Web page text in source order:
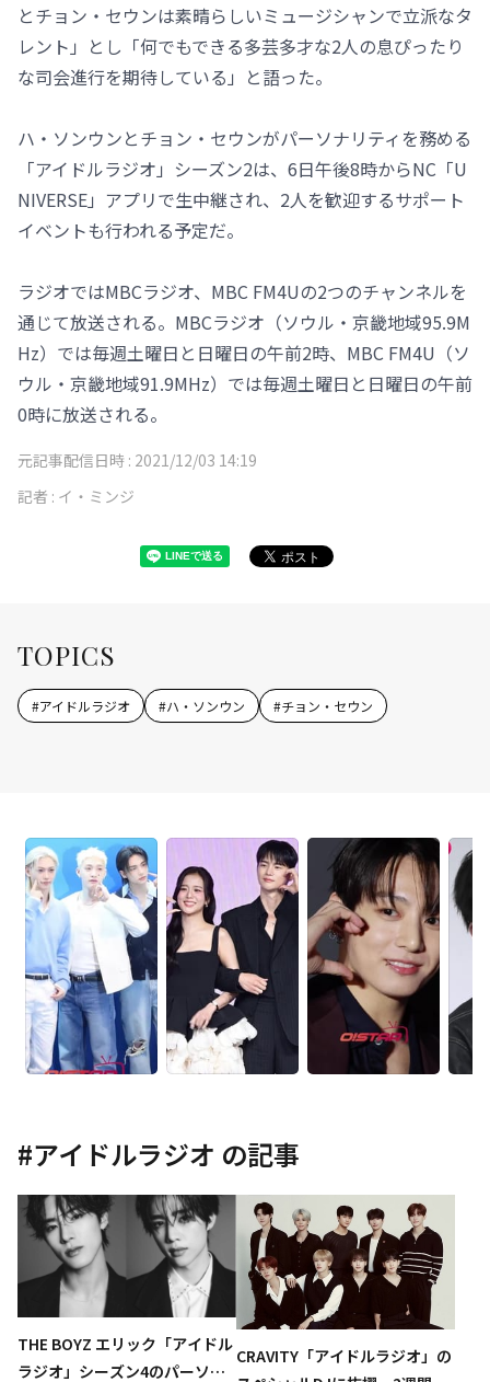
とチョン・セウンは素晴らしいミュージシャンで立派なタ
レント」とし「何でもできる多芸多才な2人の息ぴったり
な司会進行を期待している」と語った。
ハ・ソンウンとチョン・セウンがパーソナリティを務める
「アイドルラジオ」シーズン2は、6日午後8時からNC「U
NIVERSE」アプリで生中継され、2人を歓迎するサポート
イベントも行われる予定だ。
ラジオではMBCラジオ、MBC FM4Uの2つのチャンネルを
通じて放送される。MBCラジオ（ソウル・京畿地域95.9M
Hz）では毎週土曜日と日曜日の午前2時、MBC FM4U（ソ
ウル・京畿地域91.9MHz）では毎週土曜日と日曜日の午前
0時に放送される。
元記事配信日時 : 2021/12/03 14:19
記者 : イ・ミンジ
TOPICS
#アイドルラジオ #ハ・ソンウン #チョン・セウン
#アイドルラジオ の記事
THE BOYZ エリック「アイドル
ラジオ」シーズン4のパーソナ
CRAVITY「アイドルラジオ」の